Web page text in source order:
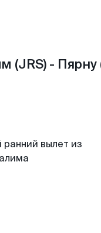
- Пярну
вылет из